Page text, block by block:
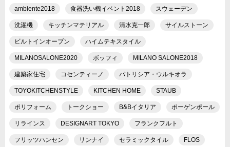
ambiente2018 食器洗い機イベント2018 スウェーデン
洗濯機 キッチンマテリアル 清水克一郎 サイルストーン
ビルトインオーブン ハイムテキスタイル
MILANOSALONE2020 ボッフィ MILANO SALONE2018
建築家住宅 コセンティーノ パトリシア・ウルキオラ
TOYOKITCHENSTYLE KITCHEN HOME STAUB
ポリフォーム トークショー B&Bイタリア ポーゲンポール
リラインス DESIGNART TOKYO フランクフルト
フリッツハンセン リンナイ セラミックタイル FLOS